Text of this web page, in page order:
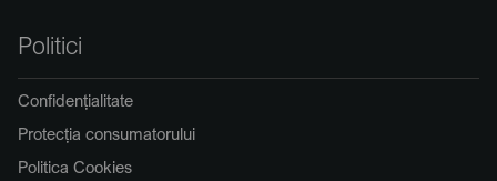
Politici
Confidențialitate
Protecția consumatorului
Politica Cookies